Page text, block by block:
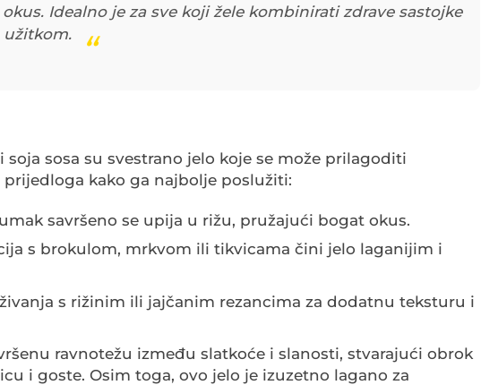
Idealno je za sve koji žele kombinirati zdrave sastojke
sosa su svestrano jelo koje se može prilagoditi
kako ga najbolje poslužiti:
savršeno se upija u rižu, pružajući bogat okus.
s brokulom, mrkvom ili tikvicama čini jelo laganijim i
s rižinim ili jajčanim rezancima za dodatnu teksturu i
ravnotežu između slatkoće i slanosti, stvarajući obrok
i goste. Osim toga, ovo jelo je izuzetno lagano za